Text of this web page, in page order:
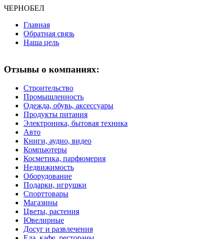
ЧЕРНОБЕЛ
Главная
Обратная связь
Наша цель
Отзывы о компаниях:
Строительство
Промышленность
Одежда, обувь, аксессуары
Продукты питания
Электроника, бытовая техника
Авто
Книги, аудио, видео
Компьютеры
Косметика, парфюмерия
Недвижимость
Оборудование
Подарки, игрушки
Спорттовары
Магазины
Цветы, растения
Ювелирные
Досуг и развлечения